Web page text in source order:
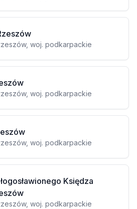
woj. podkarpackie
woj. podkarpackie
woj. podkarpackie
Księdza
woj. podkarpackie